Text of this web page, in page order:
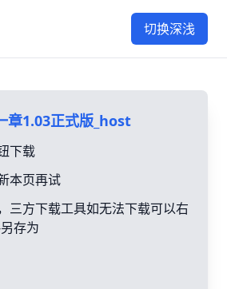
切换深浅
章1.03正式版_host
下载
本页再试
三方下载工具如无法下载可以右
存为